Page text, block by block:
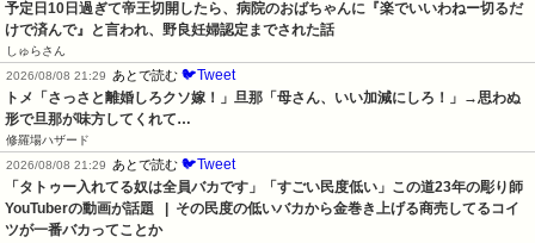
予定日10日過ぎて帝王切開したら、病院のおばちゃんに『楽でいいわねー切るだ
けで済んで』と言われ、野良妊婦認定までされた話
しゅらさん
2026/08/08 21:29
あとで読む 🐦Tweet
トメ「さっさと離婚しろクソ嫁！」旦那「母さん、いい加減にしろ！」→思わぬ
形で旦那が味方してくれて…
修羅場ハザード
2026/08/08 21:29
あとで読む 🐦Tweet
「タトゥー入れてる奴は全員バカです」「すごい民度低い」この道23年の彫り師
YouTuberの動画が話題   |  その民度の低いバカから金巻き上げる商売してるコイ
ツが一番バカってことか